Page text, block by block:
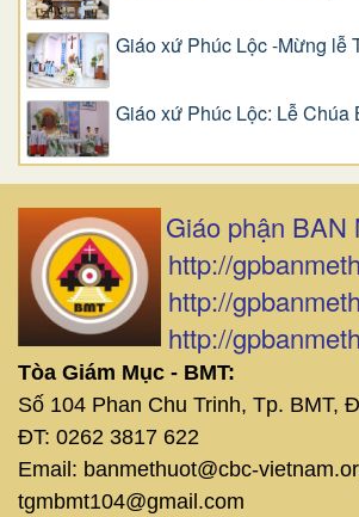
Giáo xứ Phúc Lộc -Mừng lễ
Giáo xứ Phúc Lộc: Lễ Chúa
Giáo phận BAN
http://
http://
http://
Tòa Giám Mục - BMT:
Số 104 Phan Chu Trinh, Tp. BMT,
ĐT: 0262 3817 622
Email: banmethuot@cbc-
tgmbmt104@gmail.com